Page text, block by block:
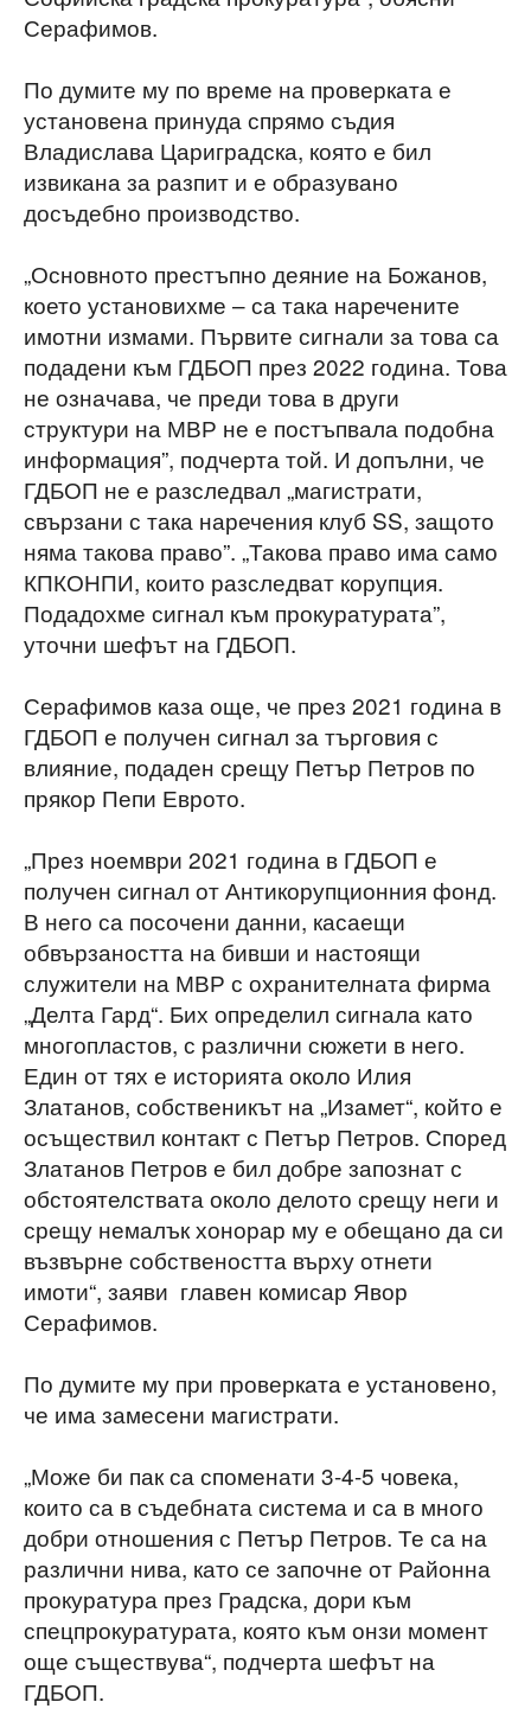
Серафимов.
По думите му по време на проверката е
установена принуда спрямо съдия
Владислава Цариградска, която е бил
извикана за разпит и е образувано
досъдебно производство.
„Основното престъпно деяние на Божанов,
което установихме – са така наречените
имотни измами. Първите сигнали за това са
подадени към ГДБОП през 2022 година. Това
не означава, че преди това в други
структури на МВР не е постъпвала подобна
информация”, подчерта той. И допълни, че
ГДБОП не е разследвал „магистрати,
свързани с така наречения клуб SS, защото
няма такова право”. „Такова право има само
КПКОНПИ, които разследват корупция.
Подадохме сигнал към прокуратурата”,
уточни шефът на ГДБОП.
Серафимов каза още, че пpез 2021 година в
ГДБОП е получен сигнал за търговия с
влияние, подаден срещу Петър Петров по
прякор Пепи Еврото.
„През ноември 2021 година в ГДБОП е
получен сигнал от Антикорупционния фонд.
В него са посочени данни, касаещи
обвързаността на бивши и настоящи
служители на МВР с охранителната фирма
„Делта Гард“. Бих определил сигнала като
многопластов, с различни сюжети в него.
Един от тях е историята около Илия
Златанов, собственикът на „Изамет“, който е
осъществил контакт с Петър Петров. Според
Златанов Петров е бил добре запознат с
обстоятелствата около делото срещу неги и
срещу немалък хонорар му е обещано да си
възвърне собствеността върху отнети
имоти“, заяви главен комисар Явор
Серафимов.
По думите му при проверката е установено,
че има замесени магистрати.
„Може би пак са споменати 3-4-5 човека,
които са в съдебната система и са в много
добри отношения с Петър Петров. Те са на
различни нива, като се започне от Районна
прокуратура през Градска, дори към
спецпрокуратурата, която към онзи момент
още съществува“, подчерта шефът на
ГДБОП.